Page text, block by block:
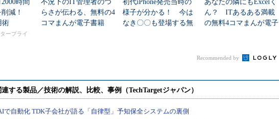
時間
削減！
術
ープライ
不況下のIT管理者のつ
らさが伝わる、無料の4
コマまんが電子書籍
初代iPhone発売当時の
様子が分かる！ 今は
なき〇〇も登場する無
あなたの隣にもExcelく
ん？ ITあるある満載
の無料4コマまんが電子
Recommended by